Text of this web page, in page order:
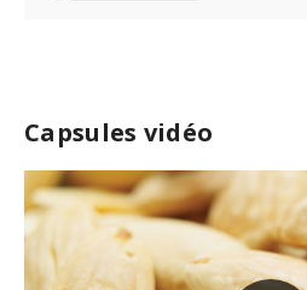
Capsules vidéo